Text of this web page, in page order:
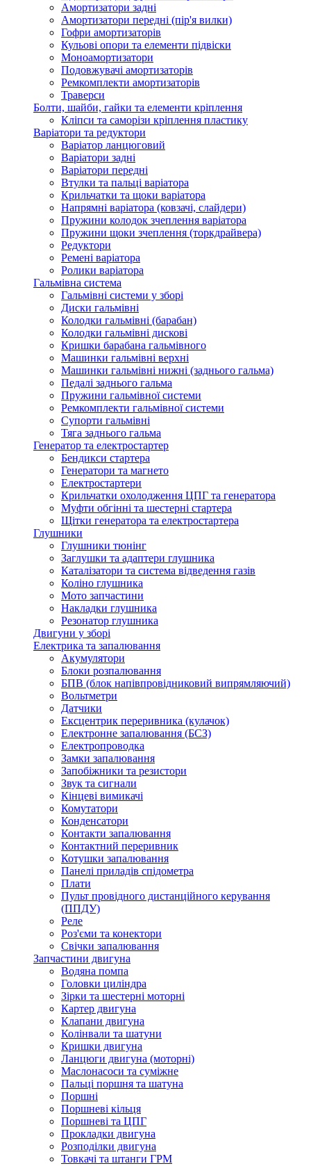
Амортизатори задні
Амортизатори передні (пір'я вилки)
Гофри амортизаторів
Кульові опори та елементи підвіски
Моноамортизатори
Подовжувачі амортизаторів
Ремкомплекти амортизаторів
Траверси
Болти, шайби, гайки та елементи кріплення
Кліпси та саморізи кріплення пластику
Варіатори та редуктори
Варіатор ланцюговий
Варіатори задні
Варіатори передні
Втулки та пальці варіатора
Крильчатки та щоки варіатора
Напрямні варіатора (ковзачі, слайдери)
Пружини колодок зчеплення варіатора
Пружини щоки зчеплення (торкдрайвера)
Редуктори
Ремені варіатора
Ролики варіатора
Гальмівна система
Гальмівні системи у зборі
Диски гальмівні
Колодки гальмівні (барабан)
Колодки гальмівні дискові
Кришки барабана гальмівного
Машинки гальмівні верхні
Машинки гальмівні нижні (заднього гальма)
Педалі заднього гальма
Пружини гальмівної системи
Ремкомплекти гальмівної системи
Супорти гальмівні
Тяга заднього гальма
Генератор та електростартер
Бендикси стартера
Генератори та магнето
Електростартери
Крильчатки охолодження ЦПГ та генератора
Муфти обгінні та шестерні стартера
Щітки генератора та електростартера
Глушники
Глушники тюнінг
Заглушки та адаптери глушника
Каталізатори та система відведення газів
Коліно глушника
Мото запчастини
Накладки глушника
Резонатор глушника
Двигуни у зборі
Електрика та запалювання
Акумулятори
Блоки розпалювання
БПВ (блок напівпровідниковий випрямляючий)
Вольтметри
Датчики
Ексцентрик переривника (кулачок)
Електронне запалювання (БСЗ)
Електропроводка
Замки запалювання
Запобіжники та резистори
Звук та сигнали
Кінцеві вимикачі
Комутатори
Конденсатори
Контакти запалювання
Контактний переривник
Котушки запалювання
Панелі приладів спідометра
Плати
Пульт провідного дистанційного керування
(ППДУ)
Реле
Роз'єми та конектори
Свічки запалювання
Запчастини двигуна
Водяна помпа
Головки циліндра
Зірки та шестерні моторні
Картер двигуна
Клапани двигуна
Колінвали та шатуни
Кришки двигуна
Ланцюги двигуна (моторні)
Маслонасоси та суміжне
Пальці поршня та шатуна
Поршні
Поршневі кільця
Поршневі та ЦПГ
Прокладки двигуна
Розподілки двигуна
Товкачі та штанги ГРМ